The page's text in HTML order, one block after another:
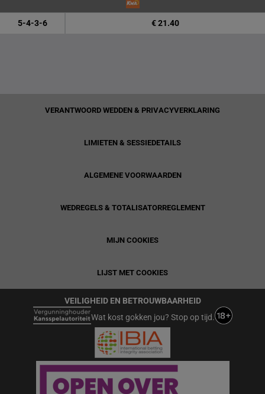
5-4-3-6 € 21.40
VERANTWOORD WEDDEN & PRIVACYVERKLARING
LIMIETEN & SESSIEDETAILS
ALGEMENE VOORWAARDEN
WEDREGELS & TOTALISATORREGLEMENT
MIJN COOKIES
LIJST MET COOKIES
VEILIGHEID EN BETROUWBAARHEID
Wat kost gokken jou? Stop op tijd.